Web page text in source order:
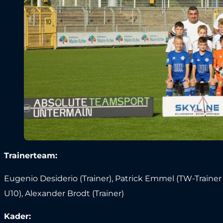
Trainerteam:
Eugenio Desiderio (Trainer), Patrick Emmel (TW-Trainer
U10), Alexander Brodt (Trainer)
Kader: